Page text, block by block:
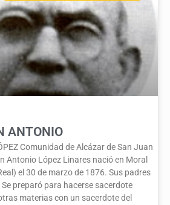
ANTONIO
Comunidad de Alcázar de San Juan
Antonio López Linares nació en Moral
el 30 de marzo de 1876. Sus padres
preparó para hacerse sacerdote
materias con un sacerdote del